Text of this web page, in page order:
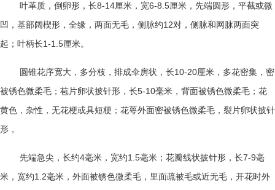
叶革质，倒卵形，长8-14厘米，宽6-8.5厘米，先端圆形，平截或微
凹，基部阔楔形，全缘，两面无毛，侧脉约12对，侧脉和网脉两面突
起；叶柄长1-1.5厘米。
圆锥花序宽大，多分枝，排成伞房状，长10-20厘米，多花密集，密
被锈色微柔毛；苞片卵状披针形，长5-10毫米，背面被锈色微柔毛；花
黄色，杂性，无花梗或具短梗；花萼外面密被锈色微柔毛，裂片卵状披针
形，
先端急尖，长约4毫米，宽约1.5毫米；花瓣线状披针形，长7-9毫
米，宽约1.2毫米，外面被锈色微柔毛，里面疏被毛或近无毛，开花时外